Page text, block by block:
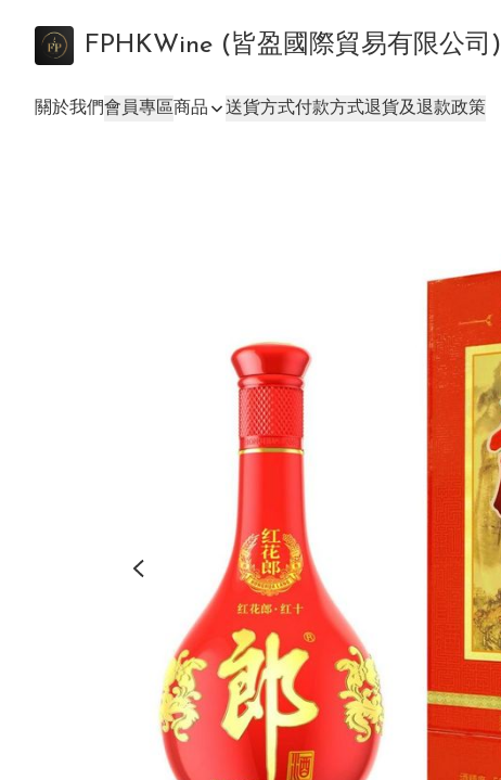
FPHKWine (皆盈國際貿易有限公司)
關於我們會員專區商品 送貨方式付款方式退貨及退款政策